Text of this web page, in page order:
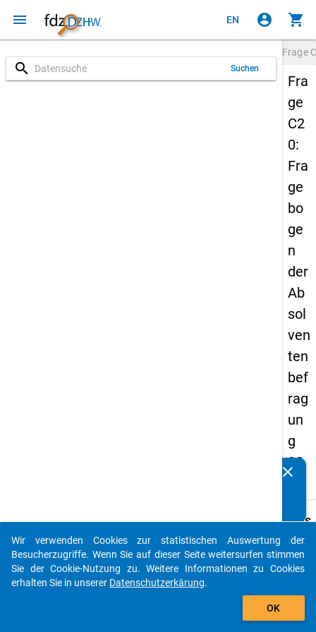
menu EN account_circle shopping_cart
search Suchen
Frage
Fra
ge
C2
0:
Fra
ge
bo
ge
n
der
Ab
sol
ven
ten
bef
rag
un
g
20
Details
C20
In
haben
clear
auto_stories
add_shopping_cart
Wir verwenden Cookies zur statistischen Auswertung der
Besucherzugriffe. Wenn Sie auf dieser Seite weitersurfen stimmen
Sie der Cookie-Nutzung zu. Weitere Informationen zu Cookies
erhalten Sie in unserer Datenschutzerkärung.
OK